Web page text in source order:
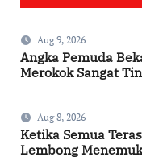
Aug 9, 2026
Angka Pemuda
Merokok Sangat
Aug 8, 2026
Ketika Semua
Lembong